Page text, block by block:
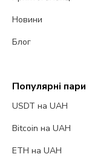
Новини
Блог
Популярні пари
USDT на UAH
Bitcoin на UAH
ETH на UAH